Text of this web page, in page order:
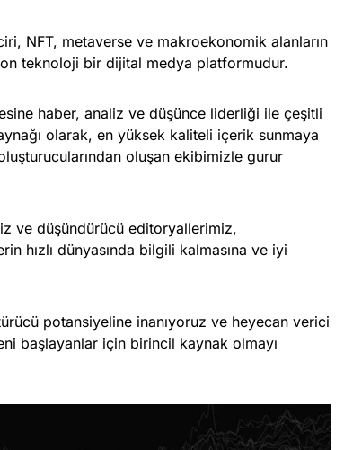
NFT, metaverse ve makroekonomik alanların
teknoloji bir dijital medya platformudur.
haber, analiz ve düşünce liderliği ile çeşitli
olarak, en yüksek kaliteli içerik sunmaya
oluşan ekibimizle gurur
ve düşündürücü editoryallerimiz,
hızlı dünyasında bilgili kalmasına ve iyi
potansiyeline inanıyoruz ve heyecan verici
başlayanlar için birincil kaynak olmayı